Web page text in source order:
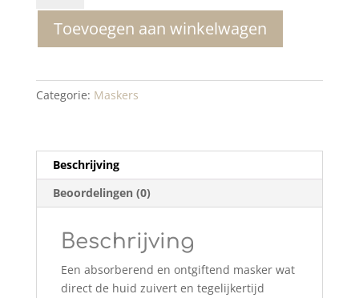
MASKER
37ML
aantal
Toevoegen aan winkelwagen
Categorie: Maskers
Beschrijving
Beoordelingen (0)
Beschrijving
Een absorberend en ontgiftend masker wat
direct de huid zuivert en tegelijkertijd